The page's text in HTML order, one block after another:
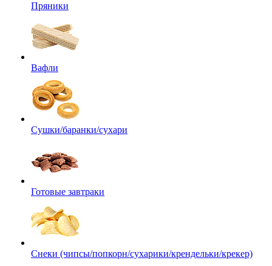
Пряники
Вафли
Сушки/баранки/сухари
Готовые завтраки
Снеки (чипсы/попкорн/сухарики/крендельки/крекер)